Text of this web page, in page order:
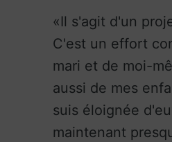
Il s'agit d'un
C'est un effort
mari et de moi-
aussi de mes
suis éloignée
maintenant